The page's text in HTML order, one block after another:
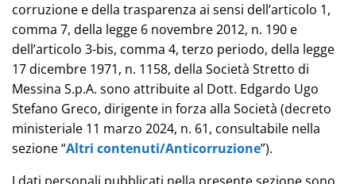
corruzione e della trasparenza ai sensi dell’articolo 1,
comma 7, della legge 6 novembre 2012, n. 190 e
dell’articolo 3-bis, comma 4, terzo periodo, della legge
17 dicembre 1971, n. 1158, della Società Stretto di
Messina S.p.A. sono attribuite al Dott. Edgardo Ugo
Stefano Greco, dirigente in forza alla Società (decreto
ministeriale 11 marzo 2024, n. 61, consultabile nella
sezione “Altri contenuti/Anticorruzione”).